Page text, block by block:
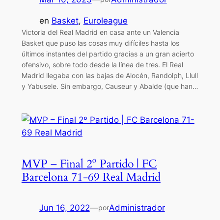
en Basket, Euroleague
Victoria del Real Madrid en casa ante un Valencia
Basket que puso las cosas muy difíciles hasta los
últimos instantes del partido gracias a un gran acierto
ofensivo, sobre todo desde la línea de tres. El Real
Madrid llegaba con las bajas de Alocén, Randolph, Llull
y Yabusele. Sin embargo, Causeur y Abalde (que han…
MVP – Final 2º Partido | FC
Barcelona 71-69 Real Madrid
Jun 16, 2022—porAdministrador